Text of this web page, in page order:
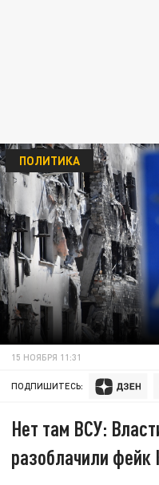
ПОЛИТИКА
15 НОЯБРЯ 11:31
ПОДПИШИТЕСЬ:
Нет там ВСУ:
разоблачили фейк